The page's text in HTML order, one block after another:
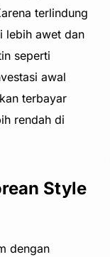
terlindung
lebih awet dan
seperti
awal
terbayar
rendah di
Style
dengan